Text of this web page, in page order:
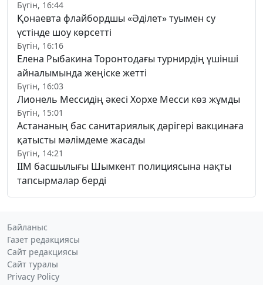
Бүгін, 16:44
Қонаевта флайбордшы «Әділет» туымен су
үстінде шоу көрсетті
Бүгін, 16:16
Елена Рыбакина Торонтодағы турнирдің үшінші
айналымында жеңіске жетті
Бүгін, 16:03
Лионель Мессидің әкесі Хорхе Месси көз жұмды
Бүгін, 15:01
Астананың бас санитариялық дәрігері вакцинаға
қатысты мәлімдеме жасады
Бүгін, 14:21
ІІМ басшылығы Шымкент полициясына нақты
тапсырмалар берді
Байланыс
Газет редакциясы
Сайт редакциясы
Сайт туралы
Privacy Policy